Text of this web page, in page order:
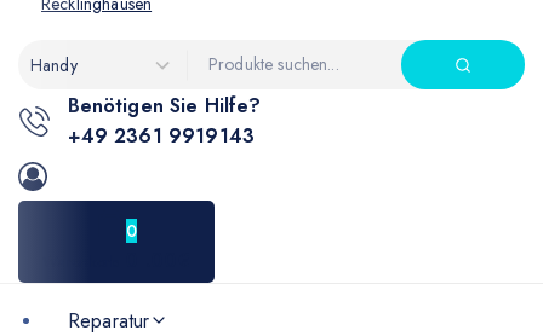
Benötigen Sie Hilfe?
+49 2361 9919143
0
Reparatur